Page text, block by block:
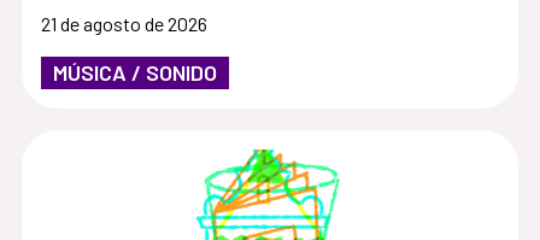
21 de agosto de 2026
MÚSICA / SONIDO